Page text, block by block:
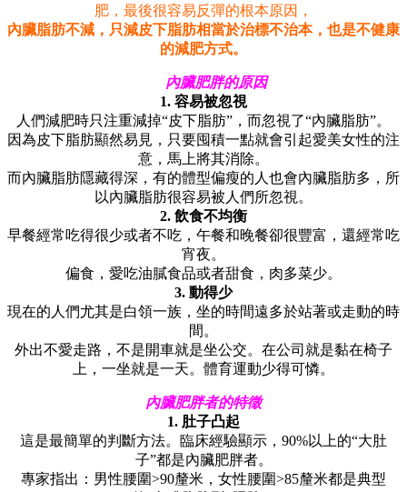
肥，最後很容易反彈的根本原因，
內臟脂肪不減，只減皮下脂肪相當於治標不治本，也是不健康
的減肥方式。
內臟肥胖的原因
1. 容易被忽視
人們減肥時只注重減掉“皮下脂肪”，而忽視了“內臟脂肪”。
因為皮下脂肪顯然易見，只要囤積一點就會引起愛美女性的注
意，馬上將其消除。
而內臟脂肪隱藏得深，有的體型偏瘦的人也會內臟脂肪多，所
以內臟脂肪很容易被人們所忽視。
2. 飲食不均衡
早餐經常吃得很少或者不吃，午餐和晚餐卻很豐富，還經常吃
宵夜。
偏食，愛吃油膩食品或者甜食，肉多菜少。
3. 動得少
現在的人們尤其是白領一族，坐的時間遠多於站著或走動的時
間。
外出不愛走路，不是開車就是坐公交。在公司就是黏在椅子
上，一坐就是一天。體育運動少得可憐。
內臟肥胖者的特徵
1. 肚子凸起
這是最簡單的判斷方法。臨床經驗顯示，90%以上的“大肚
子”都是內臟肥胖者。
專家指出：男性腰圍>90釐米，女性腰圍>85釐米都是典型